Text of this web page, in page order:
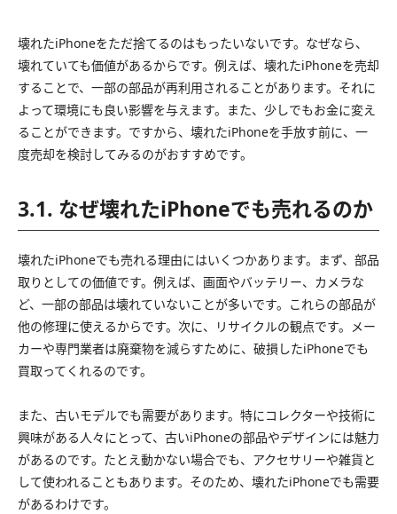
壊れたiPhoneをただ捨てるのはもったいないです。なぜなら、
壊れていても価値があるからです。例えば、壊れたiPhoneを売却
することで、一部の部品が再利用されることがあります。それに
よって環境にも良い影響を与えます。また、少しでもお金に変え
ることができます。ですから、壊れたiPhoneを手放す前に、一
度売却を検討してみるのがおすすめです。
3.1. なぜ壊れたiPhoneでも売れるのか
壊れたiPhoneでも売れる理由にはいくつかあります。まず、部品
取りとしての価値です。例えば、画面やバッテリー、カメラな
ど、一部の部品は壊れていないことが多いです。これらの部品が
他の修理に使えるからです。次に、リサイクルの観点です。メー
カーや専門業者は廃棄物を減らすために、破損したiPhoneでも
買取ってくれるのです。
また、古いモデルでも需要があります。特にコレクターや技術に
興味がある人々にとって、古いiPhoneの部品やデザインには魅力
があるのです。たとえ動かない場合でも、アクセサリーや雑貨と
して使われることもあります。そのため、壊れたiPhoneでも需要
があるわけです。